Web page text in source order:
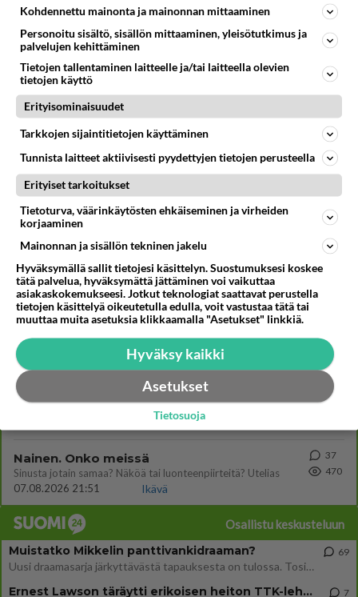
07.08.2026 12:07
Jämsä
737
Mitä haluaisit kysyä tänään
Kaivatultasi? Anna jokin tunniste itsestäni tai hänestä.
07.08.2026 13:15
Ikävä
699
En välitä sinusta yhtään
07.08.2026 17:14
Ikävä
47
644
Ei se nainen edes oo
mitenkään nätti 🤣🤣🤣🤣🤣
08.08.2026 19:19
623
Ernest Lawson täräytti erikoisen heiton TTK-lehdistötilaisuudessa: " Onko tässä tarkoituksena...?"
Ernest Lawson esitteli uudet TTK-tähtioppilaat ja opettajat torstaina 6.8. lehdistölle. Tulevalla kaudella on yksi hausk
07.08.2026 07:20
Kotimaiset julkkisjuorut
Olen luovuttanut
Välimme menivät niin pahasti solmuun, ettei niitä voi enää korjata. On aika jatkaa elämässä eteenpäin. Toivon sulle kaik
07.08.2026 15:03
Ikävä
593
Hyvä ihminen
Koetko olevasi hyvä ihminen ja kohteletko toisia arvostavasti?
Ikävä
78
Nainen. Onko meissä
Sinusta jotain samaa? Näköä tai luonteenpiirteitä? Utelias
07.08.2026 21:51
Ikävä
37
470
Osallistu keskusteluun
Muistatko Mikkelin panttivankidraaman?
Uusi draamasarja järkyttävästä tapauksesta on tulossa. Tositapahtumiin perustuva sarja ammentaa vuoden 1986 Mikkelin pan
69
Ernest Lawson täräytti erikoisen heiton TTK-lehdistötilaisuudessa: " Onko tässä tarkoituksena...?" 7
Kohdennettu mainonta ja mainonnan mittaaminen
Personoitu sisältö, sisällön mittaaminen, yleisötutkimus ja
palvelujen kehittäminen
Tietojen tallentaminen laitteelle ja/tai laitteella olevien
tietojen käyttö
Erityisominaisuudet
Tarkkojen sijaintitietojen käyttäminen
Tunnista laitteet aktiivisesti pyydettyjen tietojen perusteella
Erityiset tarkoitukset
Tietoturva, väärinkäytösten ehkäiseminen ja virheiden
korjaaminen
Mainonnan ja sisällön tekninen jakelu
Hyväksymällä sallit tietojesi käsittelyn. Suostumuksesi koskee
tätä palvelua, hyväksymättä jättäminen voi vaikuttaa
asiakaskokemukseesi. Jotkut teknologiat saattavat perustella
tietojen käsittelyä oikeutetulla edulla, voit vastustaa tätä tai
muuttaa muita asetuksia klikkaamalla "Asetukset" linkkiä.
Hyväksy kaikki
Asetukset
Tietosuoja